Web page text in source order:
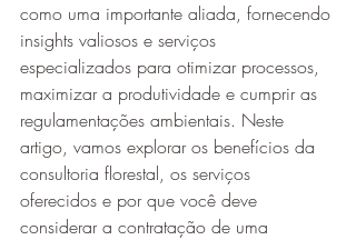
como uma importante aliada, fornecendo
insights valiosos e serviços
especializados para otimizar processos,
maximizar a produtividade e cumprir as
regulamentações ambientais. Neste
artigo, vamos explorar os benefícios da
consultoria florestal, os serviços
oferecidos e por que você deve
considerar a contratação de uma